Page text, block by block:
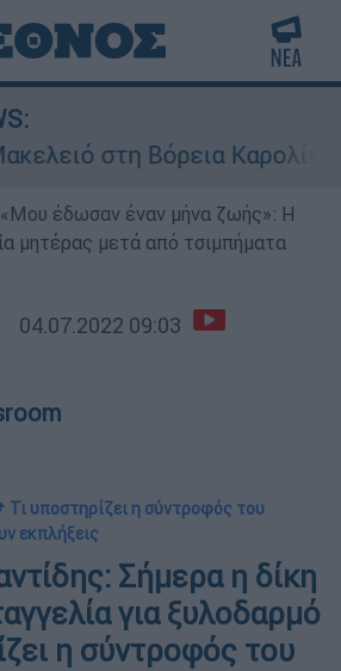
στη Βόρεια Καρολίνα
«Μου έδωσαν έναν μήνα ζωής»: Η
μητέρας μετά από τσιμπήματα
04.07.2022 09:03
Τι υποστηρίζει η σύντροφός του
εκπλήξεις
Σήμερα η δίκη
για ξυλοδαρμό
η σύντροφός του